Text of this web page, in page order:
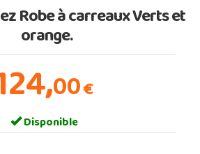
Robe à carreaux Verts et
orange.
00€
Disponible